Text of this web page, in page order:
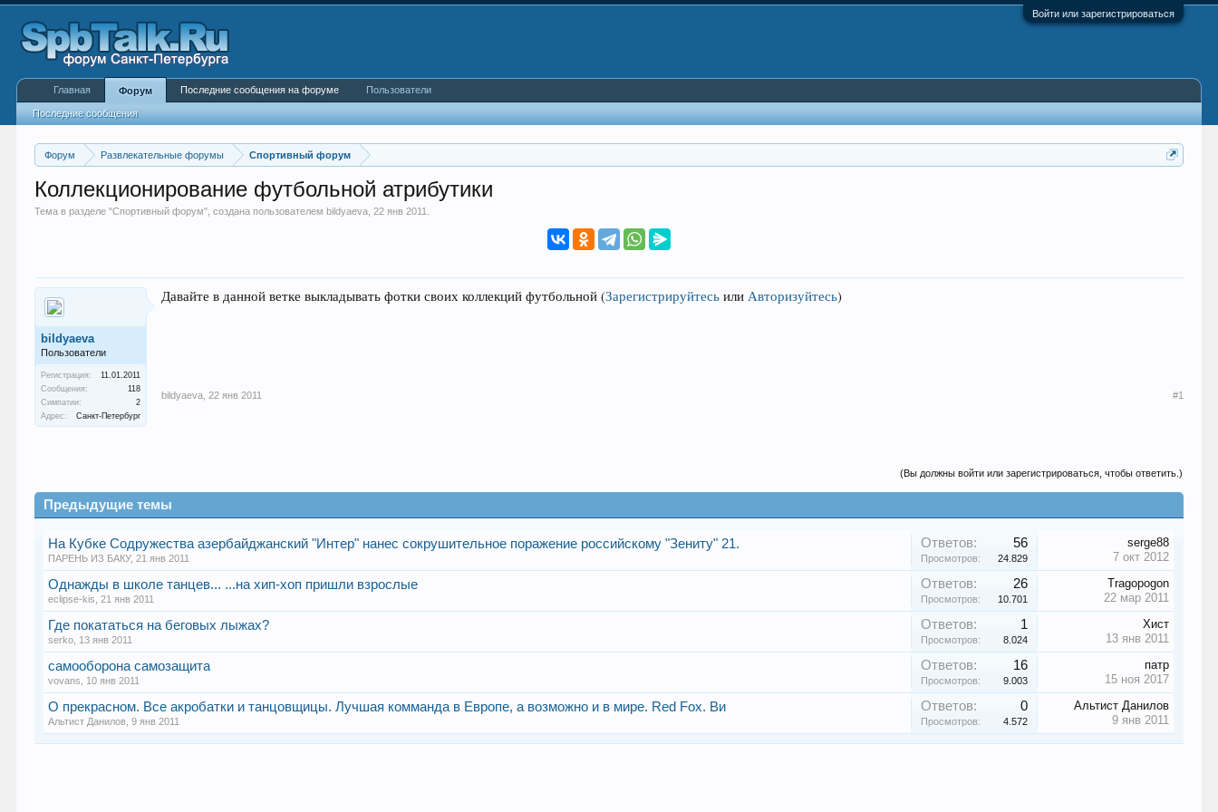
Войти или зарегистрироваться
Форум Развлекательные форумы Спортивный форум
Коллекционирование футбольной атрибутики
Тема в разделе "Спортивный форум", создана пользователемbildyaeva ,22 янв 2011
bildyaeva
Пользователи
Регистрация:
11.01.2011
Сообщения:
118
Симпатии:
2
Адрес:
Санкт-Петербург
Давайте в данной ветке выкладывать фотки своих коллекций футбольной(Зарегистрируйтесь илиАвторизуйтесь)
bildyaeva 22 янв 2011 #1
(Вы должны войти или зарегистрироваться, чтобы ответить.)
Предыдущие темы
На Кубке Содружества азербайджанский "Интер" нанес сокрушительное поражение российскому "Зениту" 21.
ПАРЕНЬ ИЗ БАКУ,21 янв 2011
Ответов: 56
Просмотров: 24.829
serge88
7 окт 2012
Однажды в школе танцев... ...на хип-хоп пришли взрослые
eclipse-kis ,21 янв 2011
Ответов: 26
Просмотров: 10.701
Tragopogon
22 мар 2011
Где покататься на беговых лыжах?
serko 13 янв 2011
Ответов: 1
Просмотров: 8.024
Хист
13 янв 2011
самооборона самозащита
vovans 10 янв 2011
Ответов: 16
Просмотров: 9.003
патр
15 ноя 2017
О прекрасном. Все акробатки и танцовщицы. Лучшая комманда в Европе, а возможно и в мире. Red Fox. Ви
Альтист Данилов ,9 янв 2011
Ответов: 0
Просмотров: 4.572
Альтист Данилов
9 янв 2011
Главная Форум
Последние сообщения
Последние сообщения на форуме Пользователи